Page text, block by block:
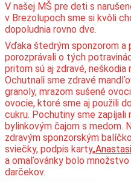
V našej MŠ pre deti s
v Brezolupoch sme si kvôli
dopoludnia rovno dve.
Vďaka štedrým sponzorom
porozprávali o tých
pritom sú aj zdravé, neškodia
Ochutnali sme zdravé
granoly, mrazom sušené
ovocie, ktoré sme aj použili
cukru. Pochutiny sme zapíjali
bylinkovým čajom s medom.
zdravým sponzorským
sviečky, podpis karty„
a omaľovánky bolo
darčekov.